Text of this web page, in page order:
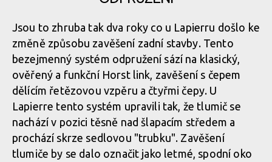
Celokarbonový rám, elegantní tvary a hladké křivky
Celokarbonový rám, elegantní tvary a hladké křivky
Celokarbonový rám, elegantní tvary a hladké křivky
Jsou to zhruba tak dva roky co u Lapierru došlo ke
změně způsobu zavěšení zadní stavby. Tento
bezejmenný systém odpružení sází na klasický,
ověřený a funkční Horst link, zavěšení s čepem
dělícím řetězovou vzpěru a čtyřmi čepy. U
Lapierre tento systém upravili tak, že tlumič se
nachází v pozici těsně nad šlapacím středem a
prochází skrze sedlovou "trubku". Zavěšení
tlumiče by se dalo označit jako letmé, spodní oko